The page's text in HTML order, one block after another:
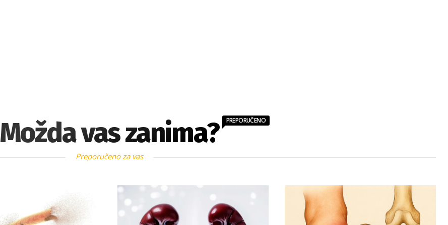
Možda vas zanima? PREPORUČENO
Preporučeno za vas